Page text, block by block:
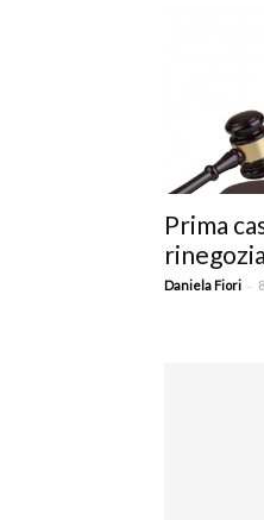
Prima
Daniela Fiori -